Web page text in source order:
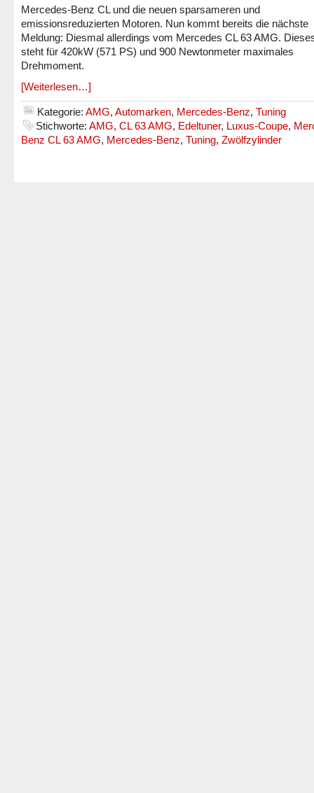
Mercedes-Benz CL und die neuen sparsameren und
emissionsreduzierten Motoren. Nun kommt bereits die nächste
Meldung: Diesmal allerdings vom Mercedes CL 63 AMG.
steht für 420kW (571 PS) und 900 Newtonmeter maximales
Drehmoment.
[Weiterlesen…]
Kategorie: AMG, Automarken, Mercedes-Benz, Tuning
Stichworte: AMG, CL 63 AMG, Edeltuner, Luxus-Coupe,
Benz CL 63 AMG, Mercedes-Benz, Tuning, Zwölfzylinder